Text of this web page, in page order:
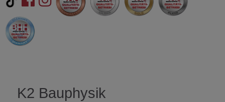
K2 Bauphysik